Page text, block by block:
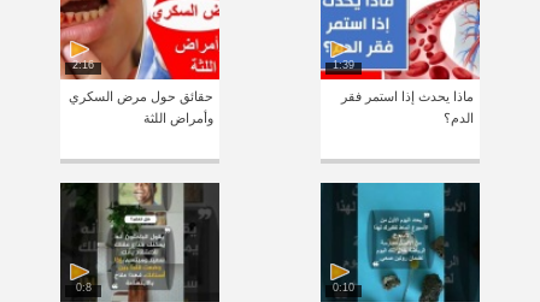
1:39
ماذا يحدث إذا استمر فقر
الدم؟
2:16
حقائق حول مرض السكري
وأمراض اللثة
0:10
0:8